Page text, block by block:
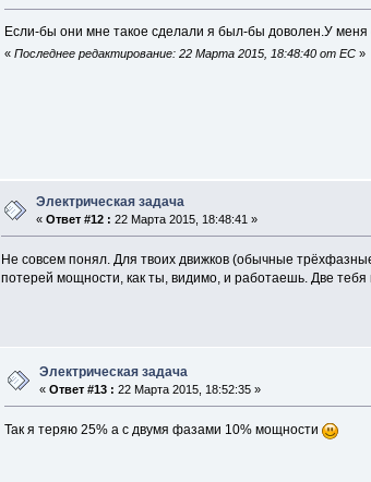
Если-бы они мне такое сделали я был-бы доволен.У
« Последнее редактирование: 22 Марта 2015, 18:48:40 от EC»
Электрическая задача
«Ответ #12 : 22 Марта 2015, 18:48:41 »
Не совсем понял. Для твоих движков (обычные
потерей мощности, как ты, видимо, и работаешь. Две тебя
Электрическая задача
«Ответ #13 : 22 Марта 2015, 18:52:35 »
Так я теряю 25% а с двумя фазами 10% мощности